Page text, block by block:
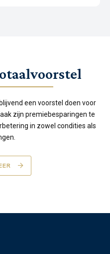
een voorstel doen voor
zijn premiebesparingen te
in zowel condities als